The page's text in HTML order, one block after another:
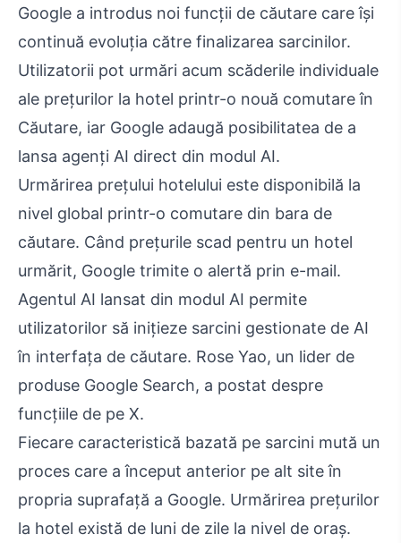
Google a introdus noi funcții de căutare care își
continuă evoluția către finalizarea sarcinilor.
Utilizatorii pot urmări acum scăderile individuale
ale prețurilor la hotel printr-o nouă comutare în
Căutare, iar Google adaugă posibilitatea de a
lansa agenți AI direct din modul AI.
Urmărirea prețului hotelului este disponibilă la
nivel global printr-o comutare din bara de
căutare. Când prețurile scad pentru un hotel
urmărit, Google trimite o alertă prin e-mail.
Agentul AI lansat din modul AI permite
utilizatorilor să inițieze sarcini gestionate de AI
în interfața de căutare. Rose Yao, un lider de
produse Google Search, a postat despre
funcțiile de pe X.
Fiecare caracteristică bazată pe sarcini mută un
proces care a început anterior pe alt site în
propria suprafață a Google. Urmărirea prețurilor
la hotel există de luni de zile la nivel de oraș.